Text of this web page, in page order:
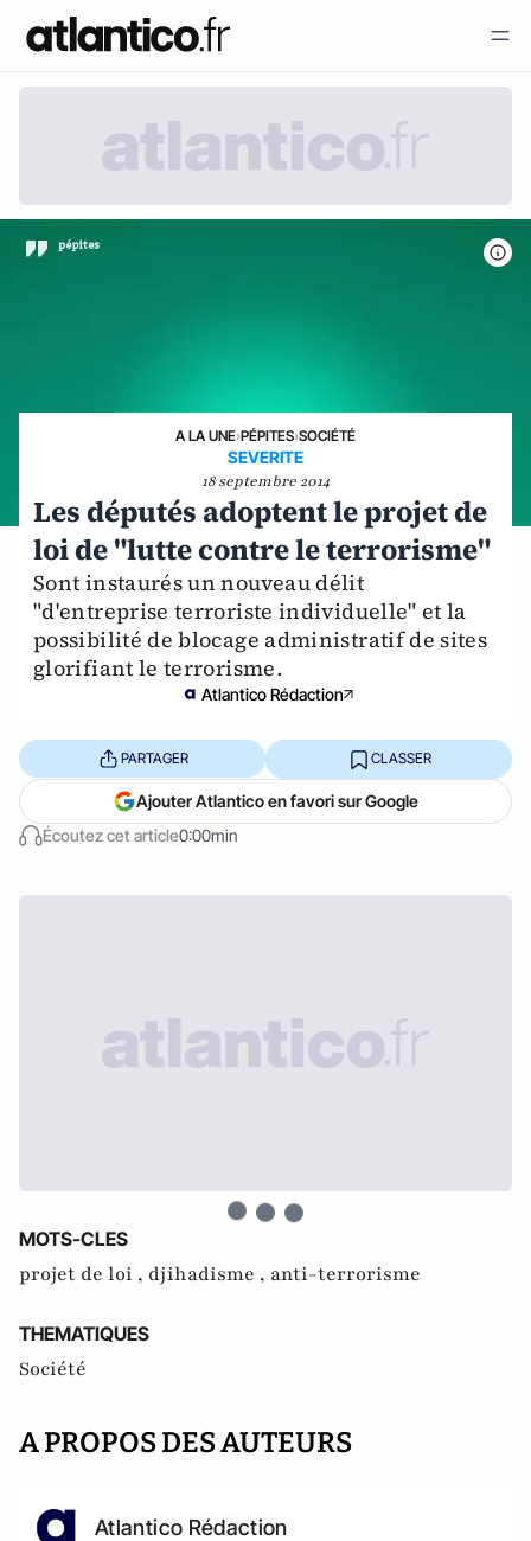
A LA UNE›PÉPITES›SOCIÉTÉ
SEVERITE
18 septembre 2014
Les députés adoptent le projet de
loi de "lutte contre le terrorisme"
Sont instaurés un nouveau délit
"d'entreprise terroriste individuelle" et la
possibilité de blocage administratif de sites
glorifiant le terrorisme.
Atlantico Rédaction
Écoutez cet article0:00min
PARTAGER CLASSER
Ajouter Atlantico en favori sur Google
MOTS-CLES
projet de loi , djihadisme , anti-terrorisme
THEMATIQUES
Société
A PROPOS DES AUTEURS
Atlantico Rédaction